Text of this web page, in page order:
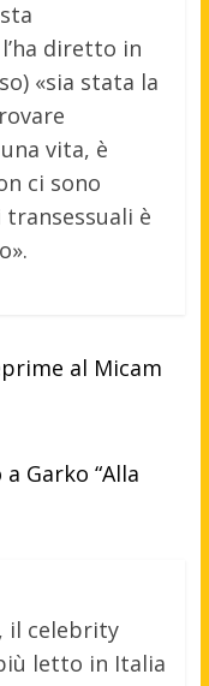
diretto in
«sia stata la
vita, è
ci sono
è
al Micam
Garko “Alla
il celebrity
letto in Italia